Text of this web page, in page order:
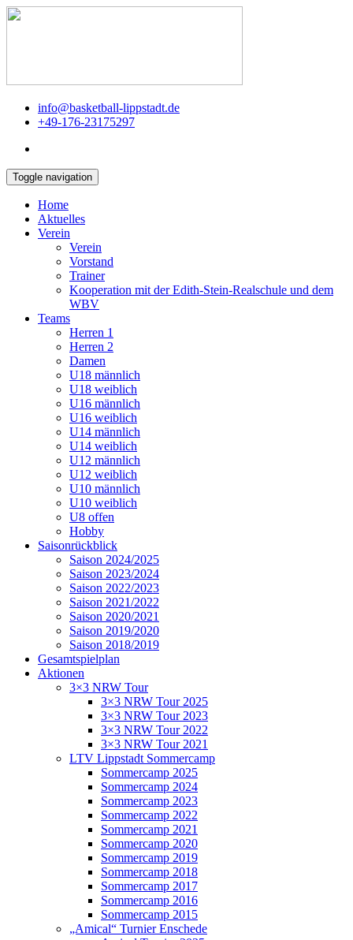
info@basketball-lippstadt.de
+49-176-23175297
Toggle navigation
Home
Aktuelles
Verein
Verein
Vorstand
Trainer
Kooperation mit der Edith-Stein-Realschule und dem
WBV
Teams
Herren 1
Herren 2
Damen
U18 männlich
U18 weiblich
U16 männlich
U16 weiblich
U14 männlich
U14 weiblich
U12 männlich
U12 weiblich
U10 männlich
U10 weiblich
U8 offen
Hobby
Saisonrückblick
Saison 2024/2025
Saison 2023/2024
Saison 2022/2023
Saison 2021/2022
Saison 2020/2021
Saison 2019/2020
Saison 2018/2019
Gesamtspielplan
Aktionen
3×3 NRW Tour
3×3 NRW Tour 2025
3×3 NRW Tour 2023
3×3 NRW Tour 2022
3×3 NRW Tour 2021
LTV Lippstadt Sommercamp
Sommercamp 2025
Sommercamp 2024
Sommercamp 2023
Sommercamp 2022
Sommercamp 2021
Sommercamp 2020
Sommercamp 2019
Sommercamp 2018
Sommercamp 2017
Sommercamp 2016
Sommercamp 2015
„Amical“ Turnier Enschede